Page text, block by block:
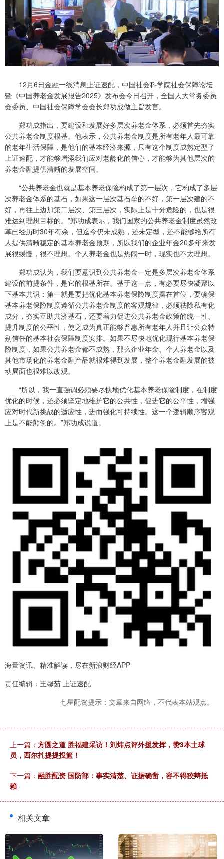
12月6日金融一线消息上证速配，中国社会科学院社会保障论坛
暨《中国养老金发展报告2025》发布会今日召开，全国人大常务委员
会委员、中国社会保障学会会长郑功成做主旨发言。
郑功成指出，要建设和发展好多层次养老金体系，必须首先夯实
公共养老金制度根基。他表示，公共养老金制度是所有老年人最可靠
的老年生活保障，是他们的基本经济来源，只有这个制度成熟定型了
上证速配，才能够增添我们应对老龄化的信心，才能够为其他层次的
养老金融提供清晰的发展空间。
“公共养老金也就是基本养老保险构成了第一层次，它构成了多层
次养老金体系的基石，如果这一层次基石垒的不好，第一层次建的不
好，再往上边加第二层次、第三层次，实际上是十分危险的，也是很
难达到理想目标的。”郑功成表示，我们国家的公共养老金制度虽然改
革已经历时30年有余，但迄今仍未成熟，还未定型，还不能够给所有
人提供清晰稳定的基本养老金预期，所以我们的企业年金20多年来发
展很缓慢，很不理想。个人养老金也是热闹一时，现实也不太理想。
郑功成认为，我们要意识到公共养老金一定是多层次养老金体系
建设的前提条件，是它的根基所在。基于这一点，有必要尽快凝聚以
下基本共识：第一就是要把优化基本养老保险制度摆在首位，要确保
基本养老保险制度遵循公共养老金制度的客观规律，必须祛除私有化
成分，夯实互助共济基石，还要着力促进公共养老金政策的统一性、
提升制度的公平性，使之成为真正能够普惠所有老年人并且让公众特
别信任的基本社会保障制度安排。如果不尽快地优化现行基本养老保
险制度，如果公共养老金都不成熟，那么企业年金、个人养老金以及
其他市场化的养老金融产品就很难得到发展，整个养老金融发展的被
动局面也很难以改观。
“所以，我一直强调必须要尽快地优化基本养老保险制度，在制度
优化的时候，还必须坚定地维护它的公共性，促进它的公平性，增强
应对时代新挑战的适应性，进而强化可持续性。这一个逻辑顺序客观
上是不能颠倒的。”郑功成说道。
海量资讯、精准解读，尽在新浪财经APP
责任编辑：王馨茹 上证速配
七星配资提示：文章来自网络，不代表本站观点。
上一篇： 方圆之道 胜福建采访！刘炜点评外援发挥，赞3本土球
员，西尔扎提提投篮！
下一篇： 融胜配资 国防部：事实清楚、证据确凿，容不得狡辩抵
赖
相关文章